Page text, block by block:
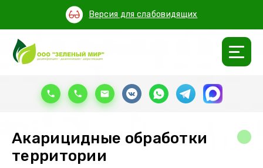
Версия для слабовидящих
Акарицидные обработки
территории